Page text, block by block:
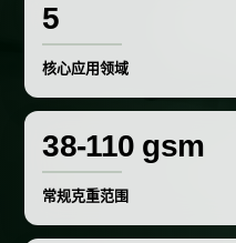
5
核心应用领域
38-110 gsm
常规克重范围